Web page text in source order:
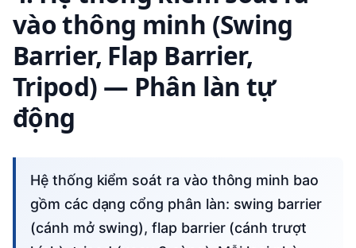
vào thông minh (Swing
Barrier, Flap Barrier,
Tripod) — Phân làn tự
động
Hệ thống kiểm soát ra vào thông minh bao
gồm các dạng cổng phân làn: swing barrier
(cánh mở swing), flap barrier (cánh trượt